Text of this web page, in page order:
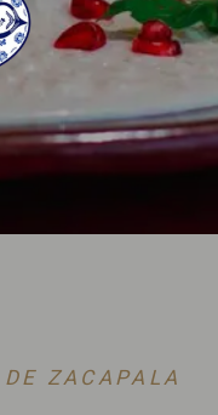
ZACAPALA